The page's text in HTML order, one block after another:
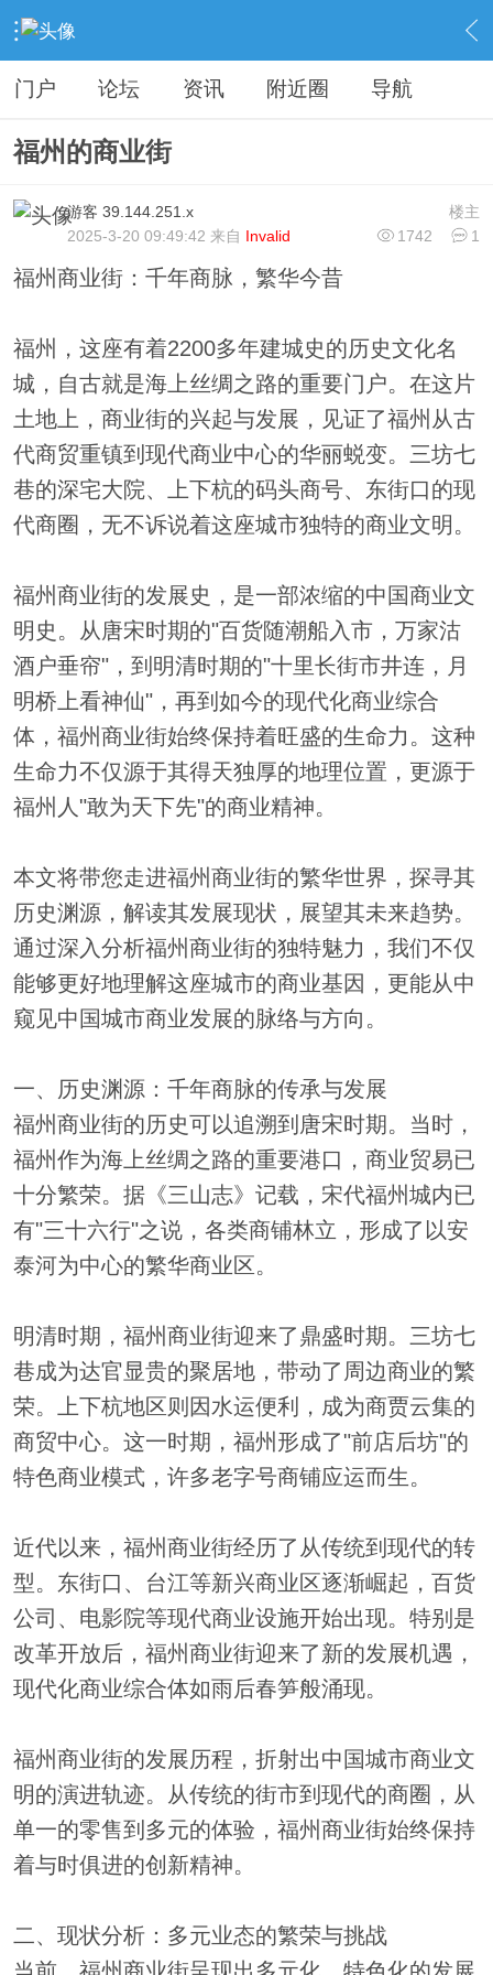
› 分类信息 › 悬赏问答 › 内容
门户 论坛 资讯 附近圈 导航
福州的商业街
楼主
游客 39.144.251.x
1742
1
2025-3-20 09:49:42 来自 Invalid
福州商业街：千年商脉，繁华今昔
福州，这座有着2200多年建城史的历史文化名
城，自古就是海上丝绸之路的重要门户。在这片
土地上，商业街的兴起与发展，见证了福州从古
代商贸重镇到现代商业中心的华丽蜕变。三坊七
巷的深宅大院、上下杭的码头商号、东街口的现
代商圈，无不诉说着这座城市独特的商业文明。
福州商业街的发展史，是一部浓缩的中国商业文
明史。从唐宋时期的"百货随潮船入市，万家沽
酒户垂帘"，到明清时期的"十里长街市井连，月
明桥上看神仙"，再到如今的现代化商业综合
体，福州商业街始终保持着旺盛的生命力。这种
生命力不仅源于其得天独厚的地理位置，更源于
福州人"敢为天下先"的商业精神。
本文将带您走进福州商业街的繁华世界，探寻其
历史渊源，解读其发展现状，展望其未来趋势。
通过深入分析福州商业街的独特魅力，我们不仅
能够更好地理解这座城市的商业基因，更能从中
窥见中国城市商业发展的脉络与方向。
一、历史渊源：千年商脉的传承与发展
福州商业街的历史可以追溯到唐宋时期。当时，
福州作为海上丝绸之路的重要港口，商业贸易已
十分繁荣。据《三山志》记载，宋代福州城内已
有"三十六行"之说，各类商铺林立，形成了以安
泰河为中心的繁华商业区。
明清时期，福州商业街迎来了鼎盛时期。三坊七
巷成为达官显贵的聚居地，带动了周边商业的繁
荣。上下杭地区则因水运便利，成为商贾云集的
商贸中心。这一时期，福州形成了"前店后坊"的
特色商业模式，许多老字号商铺应运而生。
近代以来，福州商业街经历了从传统到现代的转
型。东街口、台江等新兴商业区逐渐崛起，百货
公司、电影院等现代商业设施开始出现。特别是
改革开放后，福州商业街迎来了新的发展机遇，
现代化商业综合体如雨后春笋般涌现。
福州商业街的发展历程，折射出中国城市商业文
明的演进轨迹。从传统的街市到现代的商圈，从
单一的零售到多元的体验，福州商业街始终保持
着与时俱进的创新精神。
二、现状分析：多元业态的繁荣与挑战